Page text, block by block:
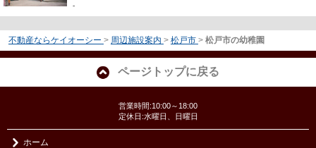
-
不動産ならケイオーシー > 周辺施設案内 > 松戸市 > 松戸市の幼稚園
ページトップに戻る
営業時間:10:00～18:00
定休日:水曜日、日曜日
ホーム